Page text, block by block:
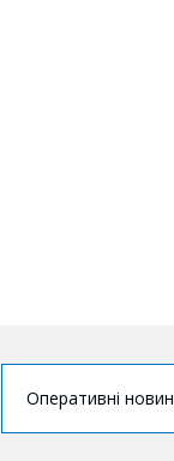
Оперативні